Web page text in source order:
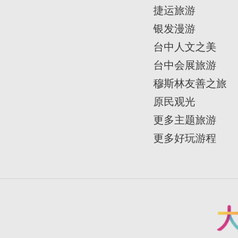
捷运旅游
银发漫游
台中人文之美
台中会展旅游
穆斯林友善之旅
原民观光
更多主题旅游
更多好玩游程